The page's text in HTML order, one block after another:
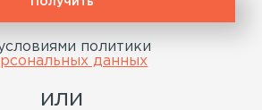
политики
данных
или